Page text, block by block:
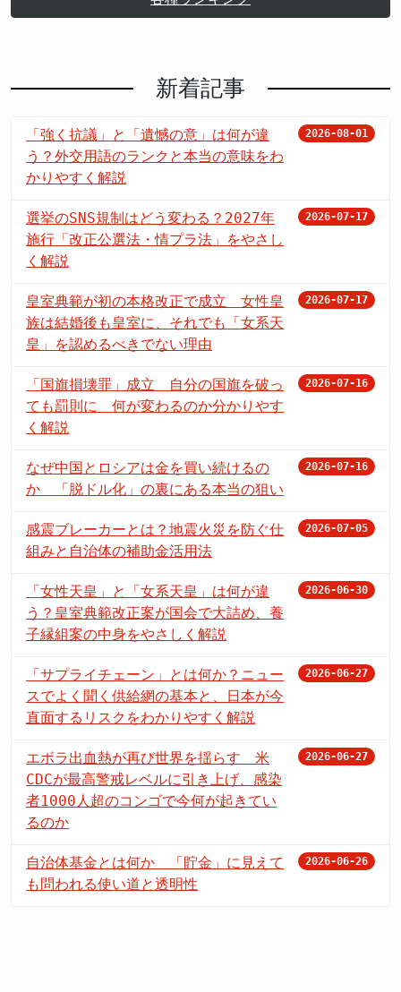
新着記事
「強く抗議」と「遺憾の意」は何が違
う？外交用語のランクと本当の意味をわ
かりやすく解説
2026-08-01
選挙のSNS規制はどう変わる？2027年
施行「改正公選法・情プラ法」をやさし
く解説
2026-07-17
皇室典範が初の本格改正で成立 女性皇
族は結婚後も皇室に、それでも「女系天
皇」を認めるべきでない理由
2026-07-17
「国旗損壊罪」成立 自分の国旗を破っ
ても罰則に 何が変わるのか分かりやす
く解説
2026-07-16
なぜ中国とロシアは金を買い続けるの
か 「脱ドル化」の裏にある本当の狙い
2026-07-16
感震ブレーカーとは？地震火災を防ぐ仕
組みと自治体の補助金活用法
2026-07-05
「女性天皇」と「女系天皇」は何が違
う？皇室典範改正案が国会で大詰め、養
子縁組案の中身をやさしく解説
2026-06-30
「サプライチェーン」とは何か？ニュー
スでよく聞く供給網の基本と、日本が今
直面するリスクをわかりやすく解説
2026-06-27
エボラ出血熱が再び世界を揺らす 米
CDCが最高警戒レベルに引き上げ、感染
者1000人超のコンゴで今何が起きてい
るのか
2026-06-27
自治体基金とは何か 「貯金」に見えて
も問われる使い道と透明性
2026-06-26